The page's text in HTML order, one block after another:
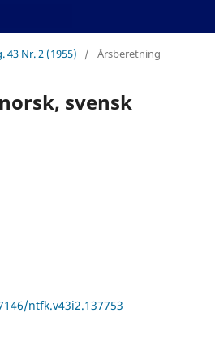
43 Nr. 2 (1955) / Årsberetning
svensk
ntfk.v43i2.137753